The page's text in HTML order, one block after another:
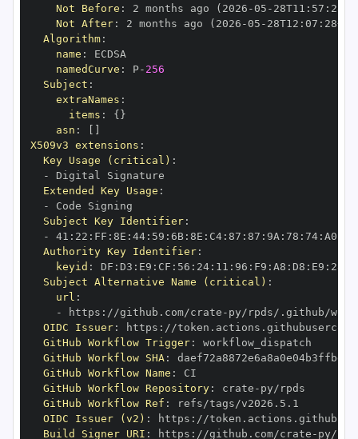
Not Before : 2 months ago (2026 -05 - 28T11 : 57 :
Not After: 2 months ago (2026 -05 - 28T12 : 07 : 28+00
Algorithm:
name :
namedCurve : P- 256
Subject :
extraNames :
items : { }
asn :
X509v3 extensions :
Key Usage (critical) :
-
Extended Key Usage :
-
Subject Key Identifier:
-
41 : 22 : FF : 8E : 44: 59 : 6B: 8E : C4: 87 : 87 : 9A : 78 : 74: A0
Authority Key Identifier:
keyid : DF : D3 : E9 : CF : 56 : 24: 11 : 96 : F9 : A8 : D8 : E9 : 28
Subject Alternative Name (critical) :
url :
-
https : //github.com/crate -
OIDC Issuer: https :
GitHub Workflow Trigger:
GitHub Workflow SHA:
GitHub Workflow Name :
GitHub Workflow Repository: crate -
GitHub Workflow Ref :
OIDC Issuer (v2) : https :
Build Signer URI : https : //github.com/crate -